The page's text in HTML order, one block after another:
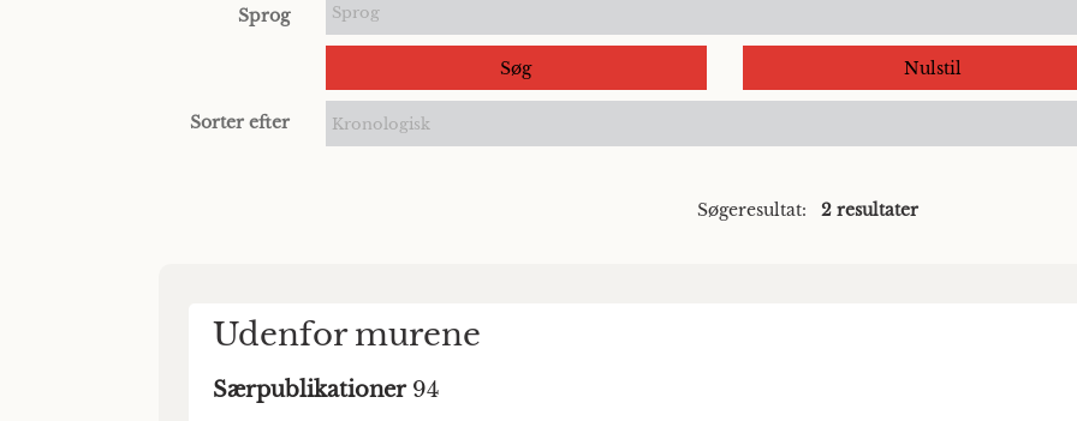
Sprog Sprog
Søg Nulstil
Sorter efter Kronologisk
Søgeresultat: 2 resultater
Udenfor murene
Særpublikationer 94